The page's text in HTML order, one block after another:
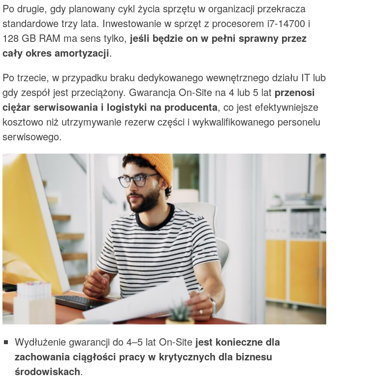
Po drugie, gdy planowany cykl życia sprzętu w organizacji przekracza
standardowe trzy lata. Inwestowanie w sprzęt z procesorem i7-14700 i
128 GB RAM ma sens tylko, jeśli będzie on w pełni sprawny przez
cały okres amortyzacji.
Po trzecie, w przypadku braku dedykowanego wewnętrznego działu IT lub
gdy zespół jest przeciążony. Gwarancja On-Site na 4 lub 5 lat przenosi
ciężar serwisowania i logistyki na producenta, co jest efektywniejsze
kosztowo niż utrzymywanie rezerw części i wykwalifikowanego personelu
serwisowego.
Wydłużenie gwarancji do 4–5 lat On-Site jest konieczne dla
zachowania ciągłości pracy w krytycznych dla biznesu
środowiskach.